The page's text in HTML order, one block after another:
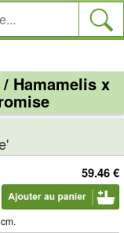
Hamamelis x
59.46 €